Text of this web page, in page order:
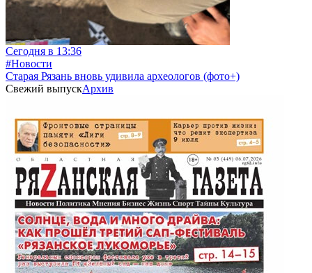
Сегодня в 13:36
#Новости
Старая Рязань вновь удивила археологов (фото+)
Свежий выпускАрхив